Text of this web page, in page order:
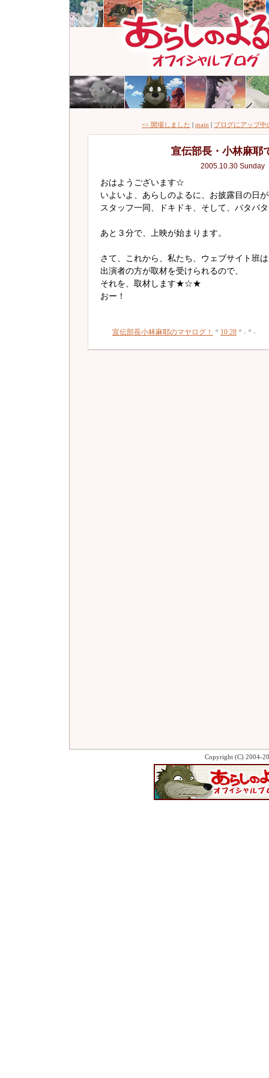
<< 開場しました | main | ブログにアップ中
宣伝部長・小林麻耶
2005.10.30 Sunday
おはようございます☆
いよいよ、あらしのよるに、お披露目の日
スタッフ一同、ドキドキ、そして、バタバ
あと３分で、上映が始まります。
さて、これから、私たち、ウェブサイト班
出演者の方が取材を受けられるので、
それを、取材します★☆★
おー！
宣伝部長小林麻耶のマヤログ！ * 10:28 * - * -
Copyright (C) 2004-